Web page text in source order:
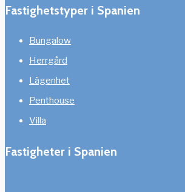
Fastighetstyper i Spanien
Bungalow
Herrgård
Lägenhet
Penthouse
Villa
Fastigheter i Spanien